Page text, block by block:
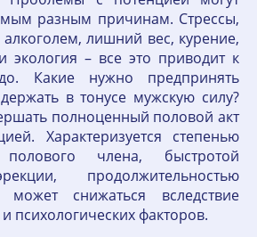
разным причинам. Стрессы,
лишний вес, курение,
экология – все это приводит к
Какие нужно предпринять
в тонусе мужскую силу?
полноценный половой акт
Характеризуется степенью
полового члена, быстротой
продолжительностью
снижаться вследствие
психологических факторов.